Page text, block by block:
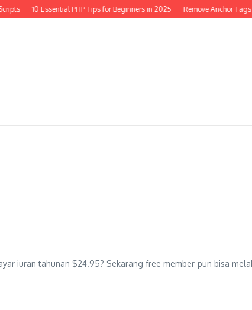
10 Essential PHP Tips for Beginners in 2025 Remove Anchor Tags
iuran tahunan $24.95? Sekarang free member-pun bisa